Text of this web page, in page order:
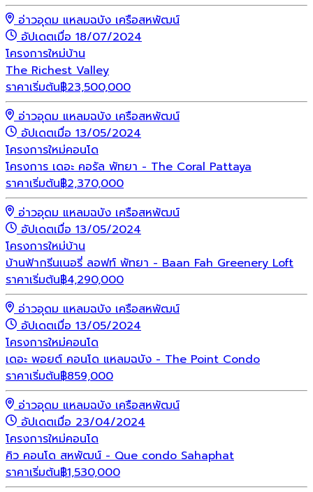
อ่าวอุดม แหลมฉบัง เครือสหพัฒน์
อัปเดตเมื่อ 18/07/2024
โครงการใหม่บ้าน
The Richest Valley
ราคาเริ่มต้น฿23,500,000
อ่าวอุดม แหลมฉบัง เครือสหพัฒน์
อัปเดตเมื่อ 13/05/2024
โครงการใหม่คอนโด
โครงการ เดอะ คอรัล พัทยา - The Coral Pattaya
ราคาเริ่มต้น฿2,370,000
อ่าวอุดม แหลมฉบัง เครือสหพัฒน์
อัปเดตเมื่อ 13/05/2024
โครงการใหม่บ้าน
บ้านฟ้ากรีนเนอรี่ ลอฟท์ พัทยา - Baan Fah Greenery Loft
ราคาเริ่มต้น฿4,290,000
อ่าวอุดม แหลมฉบัง เครือสหพัฒน์
อัปเดตเมื่อ 13/05/2024
โครงการใหม่คอนโด
เดอะ พอยต์ คอนโด แหลมฉบัง - The Point Condo
ราคาเริ่มต้น฿859,000
อ่าวอุดม แหลมฉบัง เครือสหพัฒน์
อัปเดตเมื่อ 23/04/2024
โครงการใหม่คอนโด
คิว คอนโด สหพัฒน์ - Que condo Sahaphat
ราคาเริ่มต้น฿1,530,000